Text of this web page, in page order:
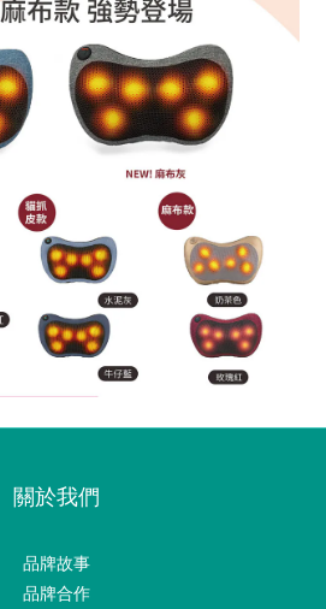
關於我們
品牌故事
品牌合作